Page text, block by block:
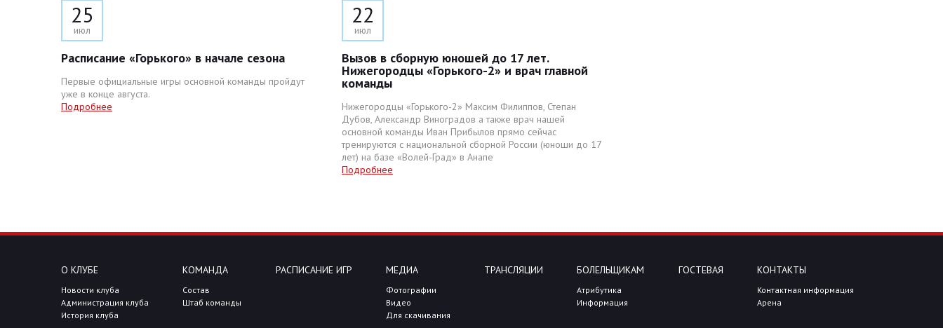
25
июл
Расписание «Горького» в начале сезона
Первые официальные игры основной команды пройдут
уже в конце августа.
Подробнее
22
июл
Вызов в сборную юношей до 17 лет.
Нижегородцы «Горького-2» и врач главной
команды
Нижегородцы «Горького-2» Максим Филиппов, Степан
Дубов, Александр Виноградов а также врач нашей
основной команды Иван Прибылов прямо сейчас
тренируются с национальной сборной России (юноши до 17
лет) на базе «Волей-Град» в Анапе
Подробнее
О КЛУБЕ
Новости клуба
Администрация клуба
История клуба
КОМАНДА
Состав
Штаб команды
РАСПИСАНИЕ ИГР МЕДИА
Фотографии
Видео
Для скачивания
ТРАНСЛЯЦИИ БОЛЕЛЬЩИКАМ
Атрибутика
Информация
ГОСТЕВАЯ КОНТАКТЫ
Контактная информация
Арена